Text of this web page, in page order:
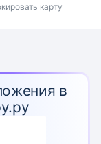
карту
в